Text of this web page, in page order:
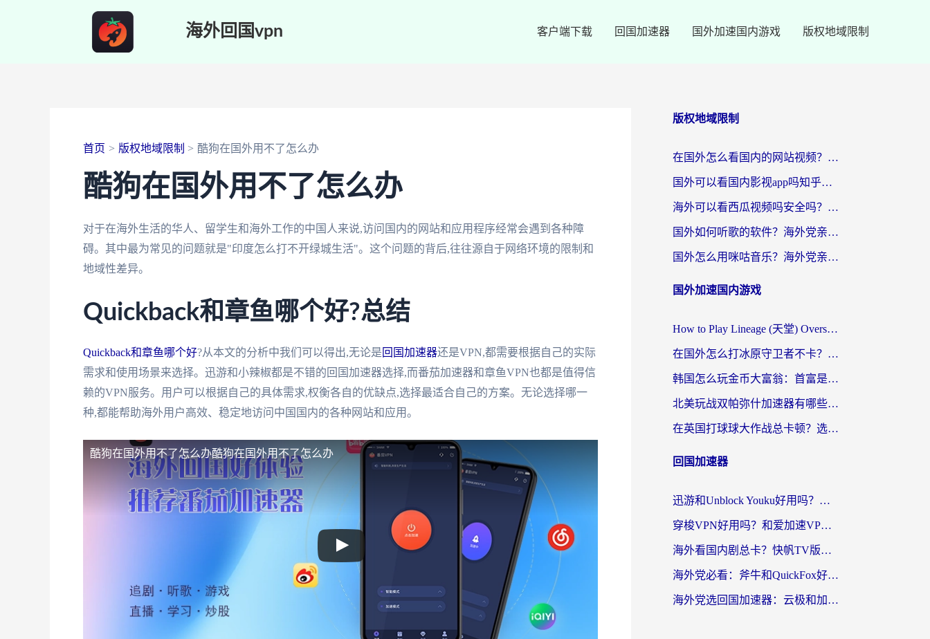
海外回国vpn 客户端下载 回国加速器 国外加速国内游戏 版权地域限制
首页 版权地域限制 酷狗在国外用不了怎么办
酷狗在国外用不了怎么办
对于在海外生活的华人、留学生和海外工作的中国人来说,访问国内的网站和应用程序经常会遇到各种障
碍。其中最为常见的问题就是"印度怎么打不开绿城生活"。这个问题的背后,往往源自于网络环境的限制和
地域性差异。
Quickback和章鱼哪个好?总结
Quickback和章鱼哪个好?从本文的分析中我们可以得出,无论是回国加速器还是VPN,都需要根据自己的实际
需求和使用场景来选择。迅游和小辣椒都是不错的回国加速器选择,而番茄加速器和章鱼VPN也都是值得信
赖的VPN服务。用户可以根据自己的具体需求,权衡各自的优缺点,选择最适合自己的方案。无论选择哪一
种,都能帮助海外用户高效、稳定地访问中国国内的各种网站和应用。
酷狗在国外用不了怎么办酷狗在国外用不了怎么办
版权地域限制
在国外怎么看国内的网站视频？别再踩坑！选对加速器秒回国内冲浪
国外可以看国内影视app吗知乎？留学生亲测有效的回国加速方案
海外可以看西瓜视频吗安全吗？留学生亲测：3步解决回国追剧难题，附靠谱加速器推荐
国外如何听歌的软件？海外党亲测有效的回国加速器指南
国外怎么用咪咕音乐？海外党亲测有效的听歌自由指南
国外加速国内游戏
How to Play Lineage (天堂) Overseas? The Ultimate Guide to Choosing the Best Chinese Server Game Accelerator (在国外打天堂加速器)
在国外怎么打冰原守卫者不卡？留学生亲测的国服游戏加速指南
韩国怎么玩金币大富翁：首富是谁？海外党国服游戏加速全攻略
北美玩战双帕弥什加速器有哪些？海外党亲测好用的国服加速指南
在英国打球球大作战总卡顿？选对加速器让你告别延迟（附实测攻略）
回国加速器
迅游和Unblock Youku好用吗？海外党亲测：3个维度教你选对回国加速器
穿梭VPN好用吗？和爱加速VPN对比哪个回国效果更好？海外党必看的实用指南
海外看国内剧总卡？快帆TV版VPN好用吗？和海牛VPN对比哪个回国效果更好？
海外党必看：斧牛和QuickFox好用吗？3步选对回国加速器，无缝刷国内剧玩游戏
海外党选回国加速器：云极和加速喵哪个好？附3款热门工具实测对比